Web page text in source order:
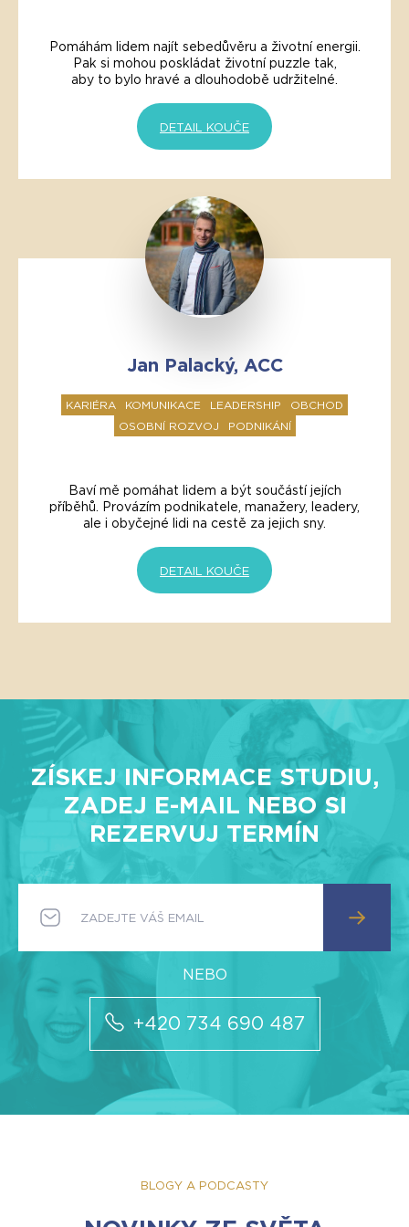
Pomáhám lidem najít sebedůvěru a životní energii.
Pak si mohou poskládat životní puzzle tak,
aby to bylo hravé a dlouhodobě udržitelné.
DETAIL KOUČE
Jan Palacký, ACC
KARIÉRA KOMUNIKACE LEADERSHIP
OBCHOD
OSOBNÍ ROZVOJ
PODNIKÁNÍ
Baví mě pomáhat lidem a být součástí jejích
příběhů. Provázím podnikatele, manažery, leadery,
ale i obyčejné lidi na cestě za jejich sny.
DETAIL KOUČE
ZÍSKEJ INFORMACE STUDIU,
ZADEJ E-MAIL NEBO SI
REZERVUJ TERMÍN
+420 734 690 487
BLOGY A PODCASTY